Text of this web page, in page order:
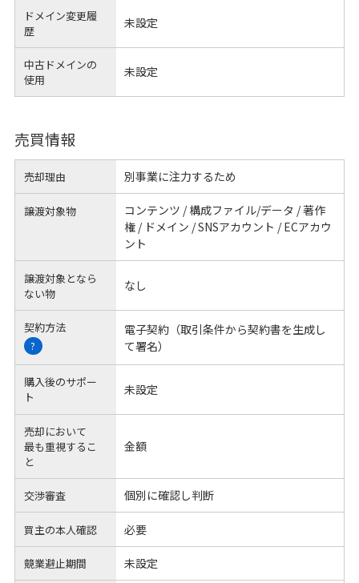
ドメイン変更履
歴
未設定
中古ドメインの
使用
未設定
売買情報
売却理由 別事業に注力するため
譲渡対象物
コンテンツ / 構成ファイル/データ / 著作
権 / ドメイン / SNSアカウント / ECアカウ
ント
譲渡対象となら
ない物
なし
契約方法
?
電子契約（取引条件から契約書を生成し
て署名）
購入後のサポー
ト
未設定
売却において
最も重視するこ
と
金額
交渉審査 個別に確認し判断
買主の本人確認 必要
競業避止期間 未設定